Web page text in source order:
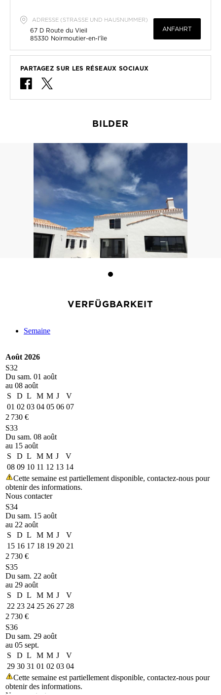
ADRESSE (STRASSE UND HAUSNUMMER)
67 D Route du Vieil
85330 Noirmoutier-en-l'île
ANFAHRT
PARTAGEZ SUR LES RÉSEAUX SOCIAUX
BILDER
VERFÜGBARKEIT